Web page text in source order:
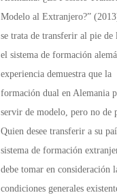
Modelo al Extranjero?”
se trata de transferir al pie de
el sistema de formación
experiencia demuestra que la
formación dual en Alemania
servir de modelo, pero no de
Quien desee transferir a su
sistema de formación
debe tomar en consideración
condiciones generales